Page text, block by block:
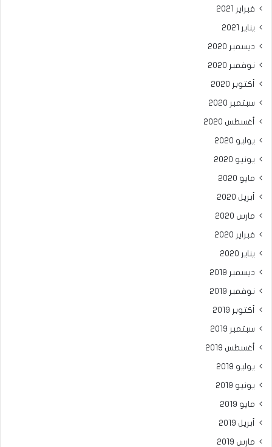
فبراير 2021
يناير 2021
ديسمبر 2020
نوفمبر 2020
أكتوبر 2020
سبتمبر 2020
أغسطس 2020
يوليو 2020
يونيو 2020
مايو 2020
أبريل 2020
مارس 2020
فبراير 2020
يناير 2020
ديسمبر 2019
نوفمبر 2019
أكتوبر 2019
سبتمبر 2019
أغسطس 2019
يوليو 2019
يونيو 2019
مايو 2019
أبريل 2019
مارس 2019